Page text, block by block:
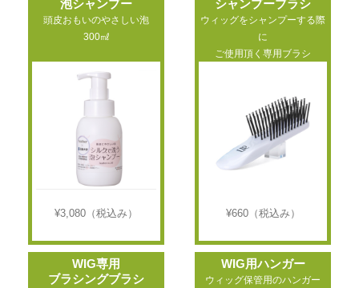
泡シャンプー
頭皮おもいのやさしい泡
300㎖
¥3,080 （税込み）
シャンプーブラシ
ウィッグをシャンプーする際
に
ご使用頂く専用ブラシ
¥660（税込み）
WIG専用
ブラシングブラシ
WIG用ハンガー
ウィッグ保管用のハンガー